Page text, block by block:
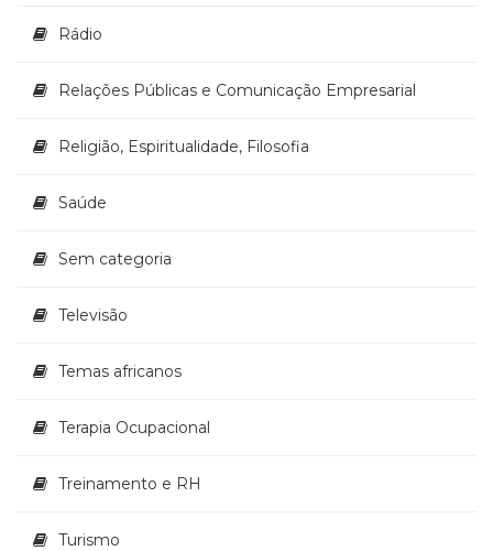
Rádio
Relações Públicas e Comunicação Empresarial
Religião, Espiritualidade, Filosofia
Saúde
Sem categoria
Televisão
Temas africanos
Terapia Ocupacional
Treinamento e RH
Turismo